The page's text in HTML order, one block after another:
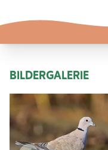
Langer Schwanz,
weisser Endbinde;
BILDERGALERIE